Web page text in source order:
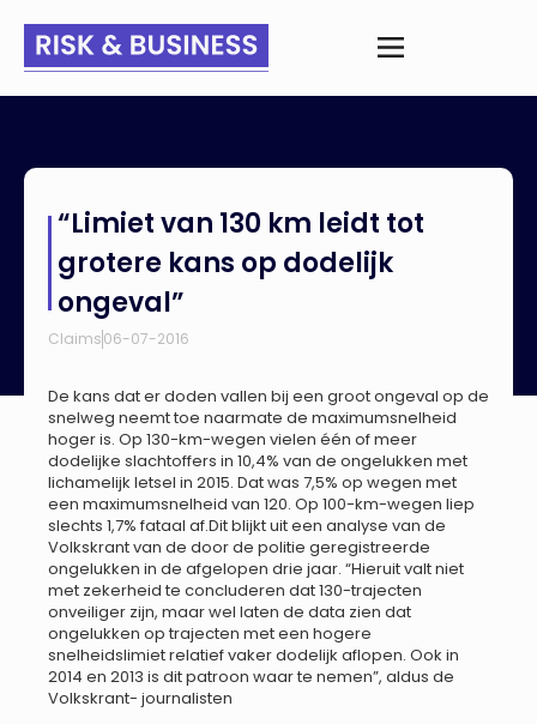
dodelijk ongeval”
“Limiet van 130 km leidt tot
grotere kans op dodelijk
ongeval”
Claims06-07-2016
De kans dat er doden vallen bij een groot ongeval op de
snelweg neemt toe naarmate de maximumsnelheid
hoger is. Op 130-km-wegen vielen één of meer
dodelijke slachtoffers in 10,4% van de ongelukken met
lichamelijk letsel in 2015. Dat was 7,5% op wegen met
een maximumsnelheid van 120. Op 100-km-wegen liep
slechts 1,7% fataal af.Dit blijkt uit een analyse van de
Volkskrant van de door de politie geregistreerde
ongelukken in de afgelopen drie jaar. “Hieruit valt niet
met zekerheid te concluderen dat 130-trajecten
onveiliger zijn, maar wel laten de data zien dat
ongelukken op trajecten met een hogere
snelheidslimiet relatief vaker dodelijk aflopen. Ook in
2014 en 2013 is dit patroon waar te nemen”, aldus de
Volkskrant- journalisten